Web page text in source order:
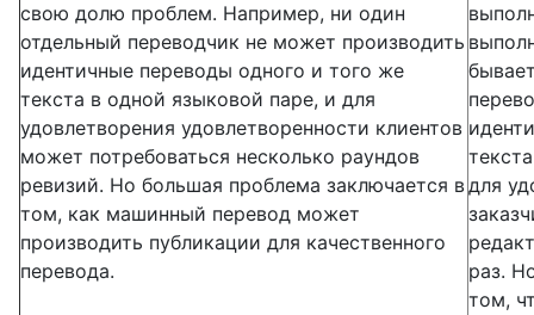
свою долю проблем. Например, ни один
отдельный переводчик не может производить
идентичные переводы одного и того же
текста в одной языковой паре, и для
удовлетворения удовлетворенности клиентов
может потребоваться несколько раундов
ревизий. Но большая проблема заключается в
том, как машинный перевод может
производить публикации для качественного
перевода.
для
раз.
том,